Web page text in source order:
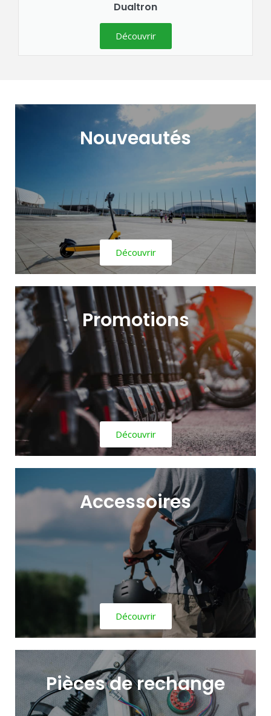
Dualtron
Découvrir
Nouveautés
Découvrir
Promotions
Découvrir
Accessoires
Découvrir
Pièces de rechange